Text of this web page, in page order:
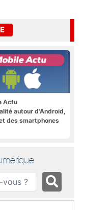
Actu
autour d'Android,
des smartphones